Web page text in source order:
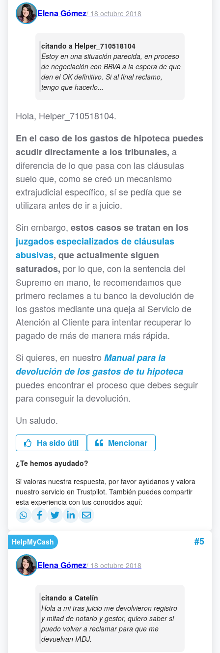
Elena Gómez/ 18 octubre 2018
citando a Helper_710518104
Estoy en una situación parecida, en proceso
de negociación con BBVA a la espera de que
den el OK definitivo. Si al final reclamo,
tengo que hacerlo...
Hola, Helper_710518104.
En el caso de los gastos de hipoteca puedes
acudir directamente a los tribunales, a
diferencia de lo que pasa con las cláusulas
suelo que, como se creó un mecanismo
extrajudicial específico, sí se pedía que se
utilizara antes de ir a juicio.
Sin embargo, estos casos se tratan en los
juzgados especializados de cláusulas
abusivas, que actualmente siguen
saturados, por lo que, con la sentencia del
Supremo en mano, te recomendamos que
primero reclames a tu banco la devolución de
los gastos mediante una queja al Servicio de
Atención al Cliente para intentar recuperar lo
pagado de más de manera más rápida.
Si quieres, en nuestro Manual para la
devolución de los gastos de tu hipoteca
puedes encontrar el proceso que debes seguir
para conseguir la devolución.
Un saludo.
Ha sido útil Mencionar
¿Te hemos ayudado?
Si valoras nuestra respuesta, por favor ayúdanos y valora
nuestro servicio en Trustpilot. También puedes compartir
esta experiencia con tus conocidos aquí:
HelpMyCash #5
Elena Gómez/ 18 octubre 2018
citando a Catelín
Hola a mi tras juicio me devolvieron registro
y mitad de notario y gestor, quiero saber si
puedo volver a reclamar para que me
devuelvan IADJ.